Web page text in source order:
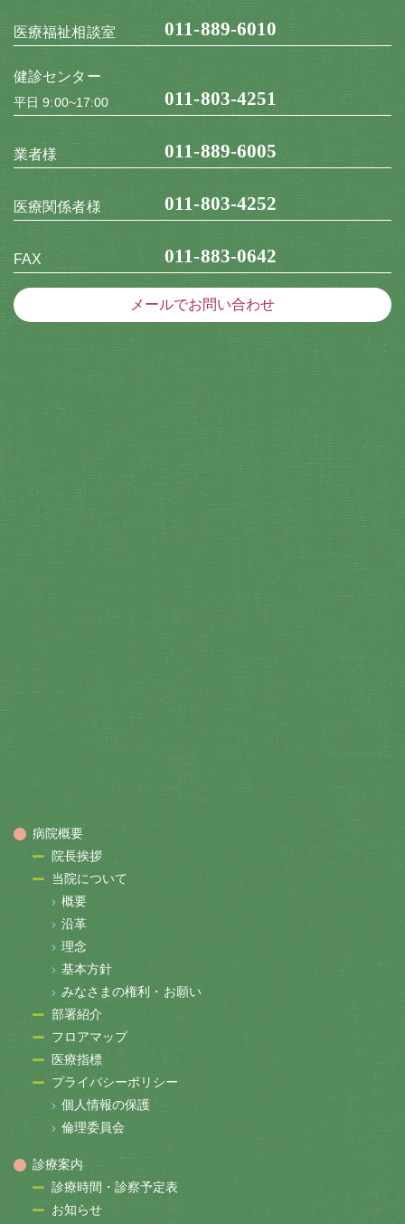
医療福祉相談室 011-889-6010
健診センター
平日 9:00~17:00 011-803-4251
業者様 011-889-6005
医療関係者様 011-803-4252
FAX 011-883-0642
メールでお問い合わせ
病院概要
院長挨拶
当院について
概要
沿革
理念
基本方針
みなさまの権利・お願い
部署紹介
フロアマップ
医療指標
プライバシーポリシー
個人情報の保護
倫理委員会
診療案内
診療時間・診察予定表
お知らせ